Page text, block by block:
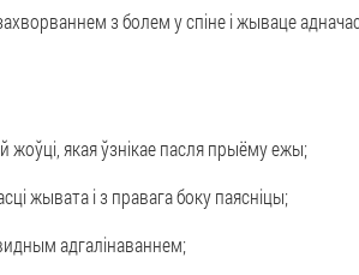
з болем у спіне і жываце
жоўці, якая ўзнікае пасля прыёму ежы;
жывата і з правага боку паясніцы;
адгалінаваннем;